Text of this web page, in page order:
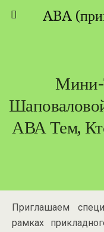
Мини-
АВА Тем,
Приглашаем
рамках